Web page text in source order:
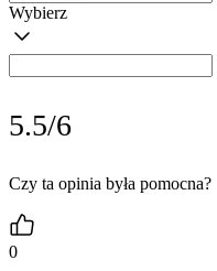
Wybierz
5.5/6
Czy ta opinia była pomocna?
0